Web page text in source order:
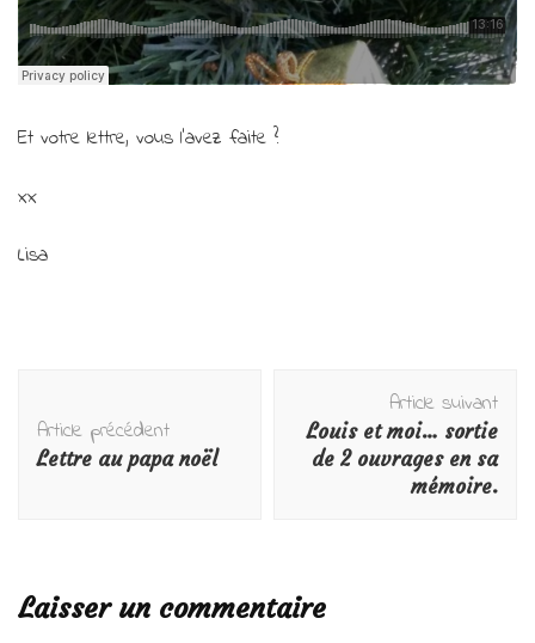
Et votre lettre, vous l’avez faite ?
xx
Lisa
d'article
Article précédent
Lettre au papa noël
Article suivant
Louis et moi… sortie
de 2 ouvrages en sa
mémoire.
Laisser un commentaire